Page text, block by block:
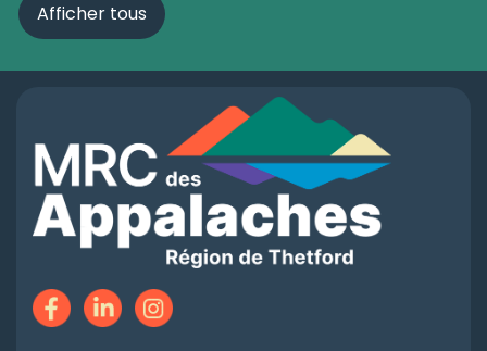
Afficher tous